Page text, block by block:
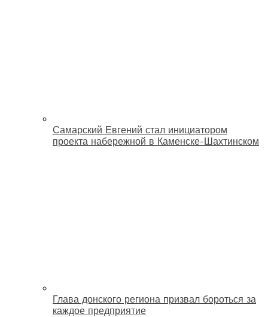
Самарский Евгений стал инициатором
проекта набережной в Каменске-Шахтинском
Глава донского региона призвал бороться за
каждое предприятие